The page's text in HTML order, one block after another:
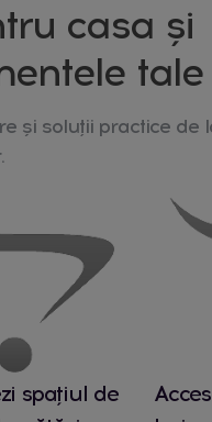
casa și
tale
și soluții practice de
spațiul de